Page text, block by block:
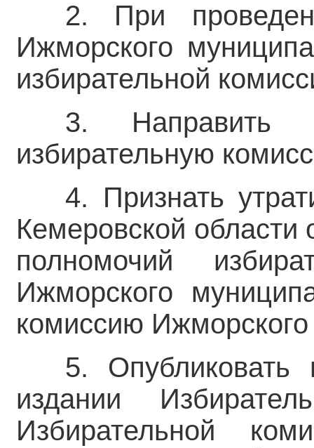
2. При
Ижморского
избирательной
3. Направить
избирательную
4. Признать
Кемеровской
полномочий
Ижморского
комиссию
5. Опубликовать
издании
Избирательной